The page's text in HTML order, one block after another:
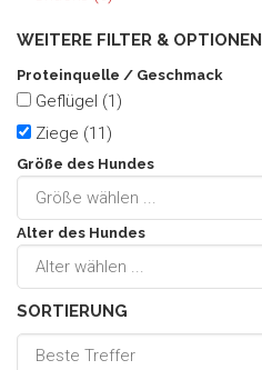
WEITERE FILTER & OPTIONEN
Proteinquelle / Geschmack
Geflügel (1)
Ziege (11)
Größe des Hundes
Alter des Hundes
SORTIERUNG